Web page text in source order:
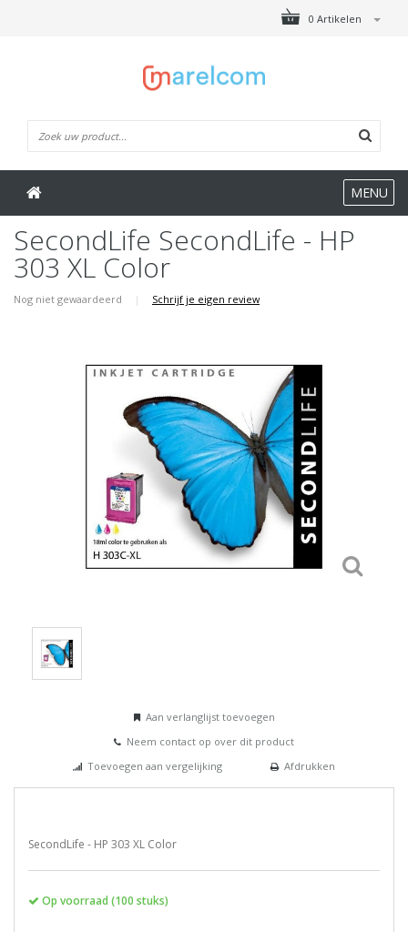
0 Artikelen
MENU
SecondLife SecondLife - HP
303 XL Color
Nog niet gewaardeerd | Schrijf je eigen review
Aan verlanglijst toevoegen
Neem contact op over dit product
Toevoegen aan vergelijking
Afdrukken
SecondLife - HP 303 XL Color
Op voorraad (100 stuks)